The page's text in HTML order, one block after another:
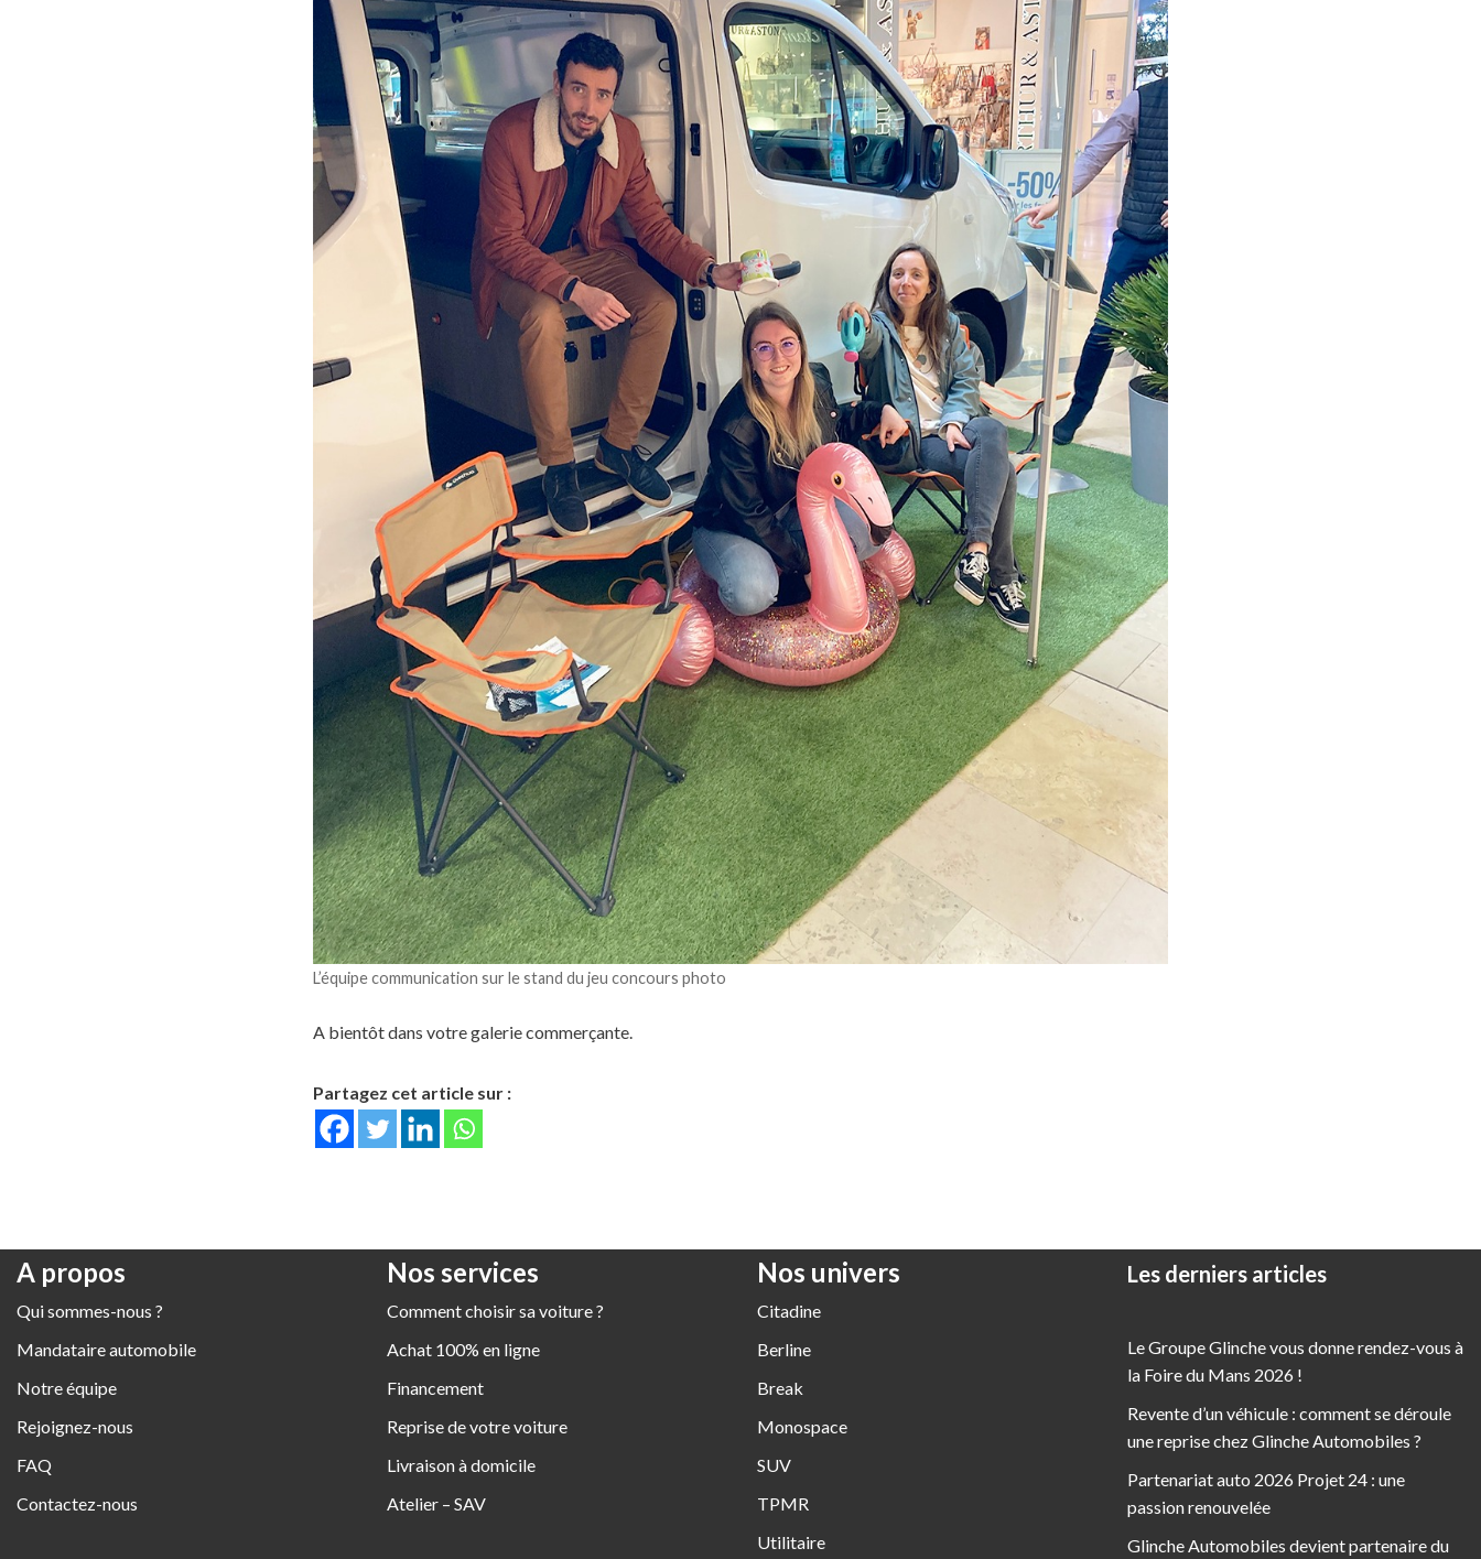
L’équipe communication sur le stand du jeu concours photo
A bientôt dans votre galerie commerçante.
Partagez cet article sur :
A propos
Qui sommes-nous ?
Mandataire automobile
Notre équipe
Rejoignez-nous
FAQ
Contactez-nous
Nos services
Comment choisir sa voiture ?
Achat 100% en ligne
Financement
Reprise de votre voiture
Livraison à domicile
Atelier – SAV
Nos univers
Citadine
Berline
Break
Monospace
SUV
TPMR
Utilitaire
Les derniers articles
Le Groupe Glinche vous donne rendez-vous à
la Foire du Mans 2026 !
Revente d’un véhicule : comment se déroule
une reprise chez Glinche Automobiles ?
Partenariat auto 2026 Projet 24 : une
passion renouvelée
Glinche Automobiles devient partenaire du